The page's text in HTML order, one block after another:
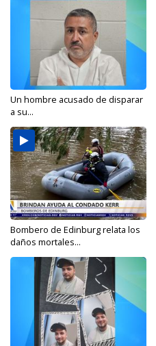
Un hombre acusado de disparar
a su...
Bombero de Edinburg relata los
daños mortales...